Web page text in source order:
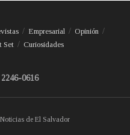
Empresarial
Opinión
Set Curiosidades
0616
de El Salvador